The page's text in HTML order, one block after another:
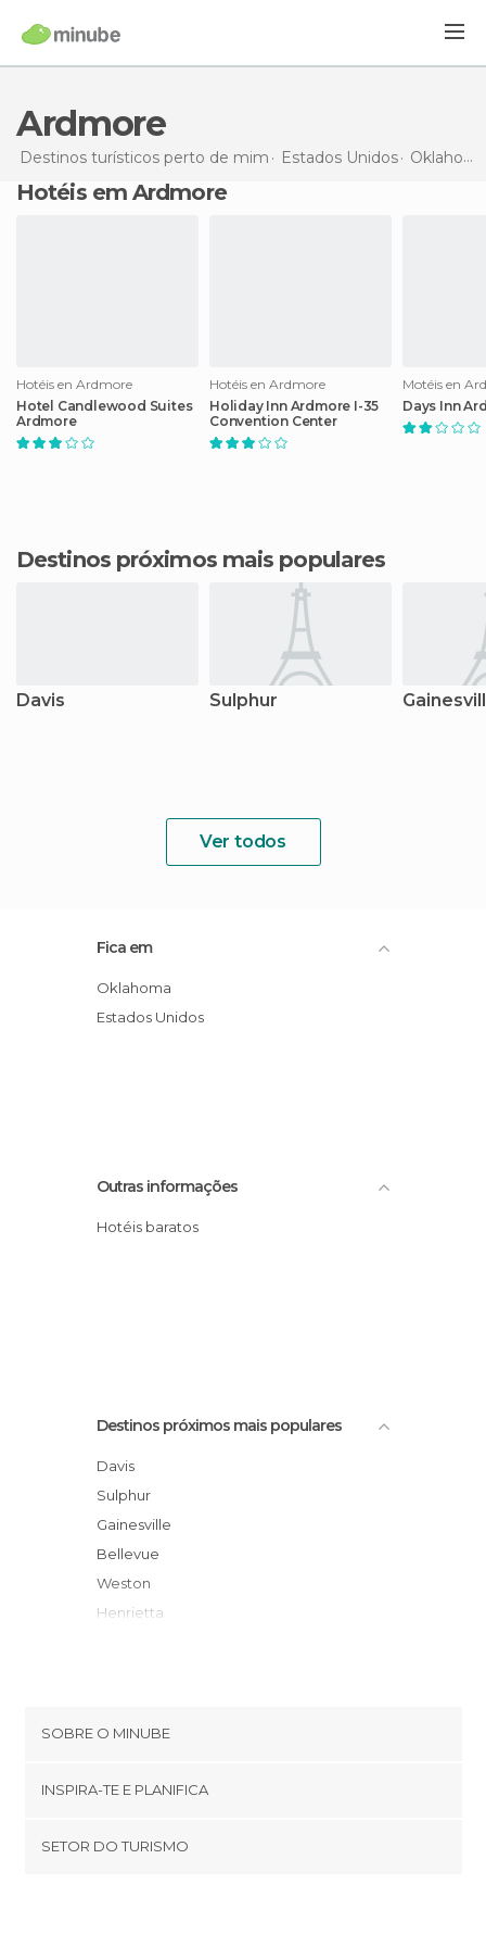
Ardmore
Destinos turísticos perto de mim Estados Unidos Oklahoma
Hotéis em Ardmore
Hotéis en Ardmore
Hotel Candlewood Suites
Ardmore
Hotéis en Ardmore
Holiday Inn Ardmore I-35
Convention Center
Motéis en
Days Inn
Destinos próximos mais populares
Davis Sulphur
Ver todos
Fica em
Oklahoma
Estados Unidos
Outras informações
Hotéis baratos
Destinos próximos mais populares
Davis
Sulphur
Gainesville
Bellevue
Weston
Henrietta
Stuart
Wichita Falls
Newark
SOBRE O MINUBE
Términos e Condições
INSPIRA-TE E PLANIFICA
SETOR DO TURISMO